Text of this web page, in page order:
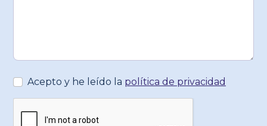
Acepto y he leído la política de privacidad